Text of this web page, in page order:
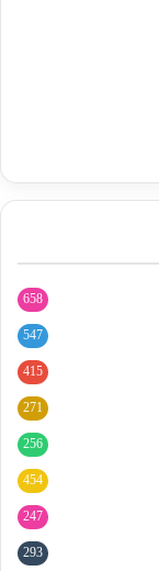
658
547
415
271
256
454
247
293